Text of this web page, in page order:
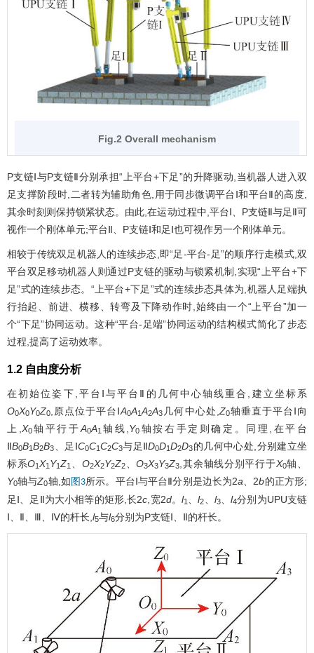
Fig.2 Overall mechanism
P支链Ⅰ与P支链Ⅱ分别承担“上平台+下足”的升降驱动,当机器人进入双
足支撑阶段时,二者转为辅助角色,用于同步微调平台Ⅰ和平台Ⅱ的高度,
其余时刻则保持锁紧状态。由此,在运动过程中,平台Ⅰ、P支链Ⅱ与足Ⅱ可
视作一个刚体单元;平台Ⅱ、P支链Ⅰ和足Ⅰ也可视作另一个刚体单元。
相较于传统双足机器人的连续步态,即“足-平台-足”的顺序行走模式,双
平台双足移动机器人则通过P支链的驱动与锁紧机制,实现“上平台+下
足”式的连续步态。“上平台+下足”式的连续步态具体为,机器人足端执
行抬起、前进、横移、转弯及下降动作时,始终由一个“上平台”加一
个“下足”协同运动。这种“平台-足端”协同运动的结构模式简化了步态
过程,提高了运动效率。
1.2 自由度分析
在初始位姿下,平台Ⅰ与平台Ⅱ的几何中心轴线重合,建立坐标系
O0X0Y0Z0 ,原点位于平台ⅠA0A1A2A3 几何中心处, Z0轴垂直于平台Ⅰ向
上, X0轴平行于A0A1 轴线, Y0 轴按右手定则确定。同理,在平台
ⅡB0B1B2B3 、足ⅠC0C1C2C3与足ⅡD0D1D2D3的几何中心处,分别建立坐
标系O1X1 Y1Z1 O2X2Y2Z2、O3X3Y3Z3 ,其余轴线分别平行于X0轴、
Y0轴与Z0轴,如 图3所示。平台Ⅰ与平台Ⅱ分别是边长为2a 、2b的正方形;
足Ⅰ、足Ⅱ为大小相等的矩形,长2c ,宽2d。l1 、l2 l3、l4分别为UPU支链
Ⅰ、Ⅱ、Ⅲ、Ⅳ的杆长, l5与l6分别为P支链Ⅰ、Ⅱ的杆长。